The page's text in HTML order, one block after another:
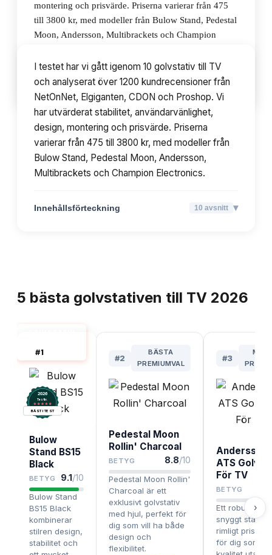
montering och prisvärde. Priserna varierar från 475
till 3800 kr, med modeller från Bulow Stand, Pedestal
Moon, Andersson, Multibrackets och Champion
Innehållsförteckning 10avsnitt
I testet har vi gått igenom 10 golvstativ till TV
och analyserat över 1200 kundrecensioner från
NetOnNet, Elgiganten, CDON och Proshop. Vi
har utvärderat stabilitet, användarvänlighet,
design, montering och prisvärde. Priserna
varierar från 475 till 3800 kr, med modeller från
Bulow Stand, Pedestal Moon, Andersson,
Multibrackets och Champion Electronics.
Innehållsförteckning 10 avsnitt ▾
5 bästa golvstativen till TV 2026
I TEST
#1
2026
Testix.
BÄST I TEST
Bulow
Stand BS15
Black
BETYG 9.1/10
Bulow Stand
BS15 Black
kombinerar
stilren design,
stabilitet och
#2
BÄSTA
PREMIUMVAL
Pedestal Moon
Rollin' Charcoal
BETYG 8.8/10
Pedestal Moon Rollin'
Charcoal är ett
exklusivt golvstativ
med hjul, perfekt för
dig som vill ha både
design och
flexibilitet.
#3
Andersson
ATS
För TV
BETYG
Ett robust och
snyggt stativ
rimligt pris,
för dig som
›